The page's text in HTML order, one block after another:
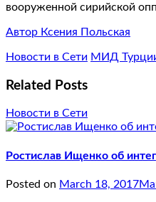
вооруженной сирийской
Автор Ксения Польская
Новости в Сети МИД
Related Posts
Новости в Сети
Ростислав Ищенко об
Posted on March 18, 2017